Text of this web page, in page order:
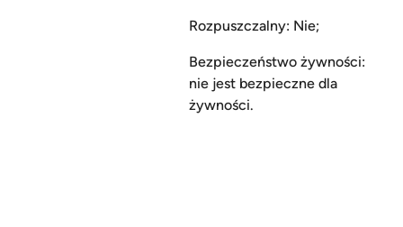
Rozpuszczalny: Nie;
Bezpieczeństwo żywności:
nie jest bezpieczne dla
żywności.